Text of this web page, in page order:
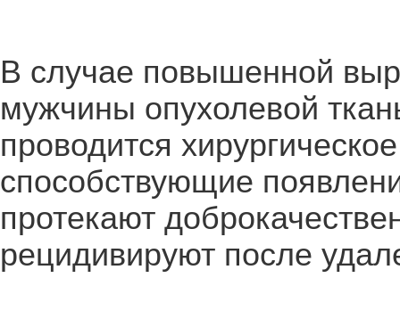
В случае повышенной
мужчины опухолевой
проводится
способствующие
протекают
рецидивируют после